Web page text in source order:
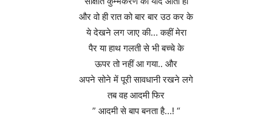
और वो ही रात को बार बार उठ कर के
ये देखने लग जाए की… कहीं मेरा
पैर या हाथ गलती से भी बच्चे के
ऊपर तो नहीं आ गया.. और
अपने सोने में पूरी सावधानी रखने लगे
तब वह आदमी फिर
” आदमी से बाप बनता है…! “